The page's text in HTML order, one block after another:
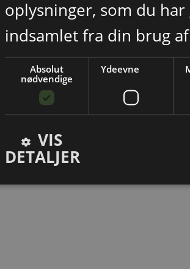
oplysninger, som du
indsamlet fra din brug
Absolut
nødvendige
Ydeevne
VIS
DETALJER